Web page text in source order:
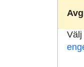
Välj